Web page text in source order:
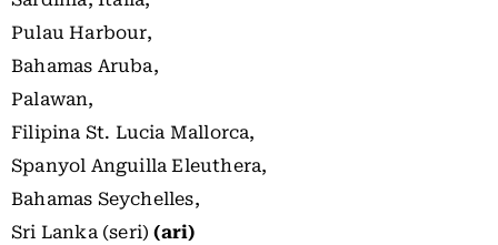
Pulau Harbour,
Bahamas Aruba,
Palawan,
Filipina St. Lucia Mallorca,
Spanyol Anguilla Eleuthera,
Bahamas Seychelles,
Sri Lanka (seri)(ari)